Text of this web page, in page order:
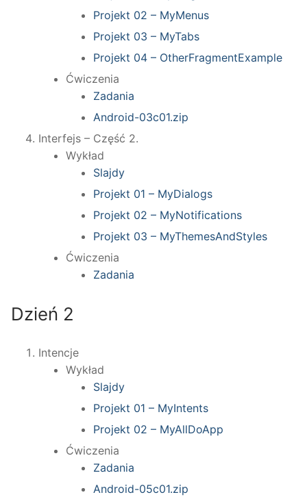
Projekt 02 – MyMenus
Projekt 03 – MyTabs
Projekt 04 – OtherFragmentExample
Ćwiczenia
Zadania
Android-03c01.zip
Interfejs – Część 2.
Wykład
Slajdy
Projekt 01 – MyDialogs
Projekt 02 – MyNotifications
Projekt 03 – MyThemesAndStyles
Ćwiczenia
Zadania
Dzień 2
Intencje
Wykład
Slajdy
Projekt 01 – MyIntents
Projekt 02 – MyAllDoApp
Ćwiczenia
Zadania
Android-05c01.zip